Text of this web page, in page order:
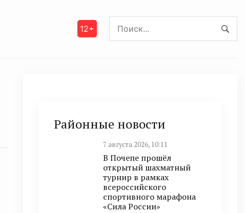
12+
Районные новости
7 августа 2026, 10:11
В Почепе прошёл
открытый шахматный
турнир в рамках
всероссийского
спортивного марафона
«Сила России»